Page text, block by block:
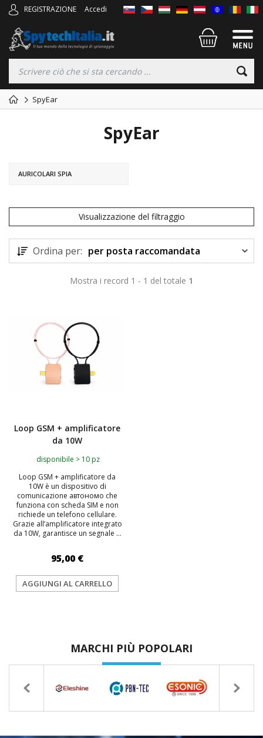
REGISTRAZIONE Accedi
SpyEar
SpyEar
AURICOLARI SPIA
Visualizzazione del filtraggio
Ordina per: per posta raccomandata
Mostra i record 1 - 1 del totale 1
Loop GSM + amplificatore
da 10W
disponibile > 10 pz
Loop GSM + amplificatore da
10W è un dispositivo di
comunicazione автономo che
funziona con scheda SIM e non
richiede un telefono cellulare.
Grazie all’amplificatore integrato
da 10W, garantisce un segnale ...
95,00 €
AGGIUNGI AL CARRELLO
MARCHI PIÙ POPOLARI